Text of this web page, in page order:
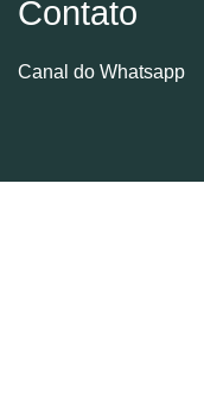
Contato
Canal do Whatsapp